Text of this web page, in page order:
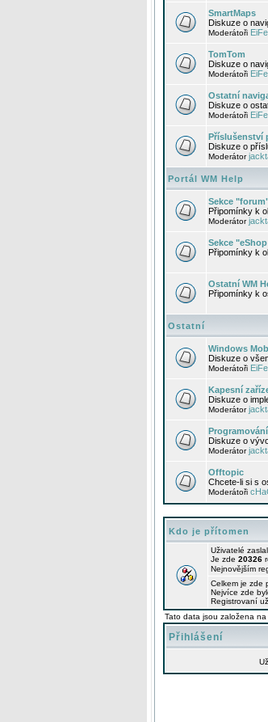
SmartMaps
Diskuze o
Moderátoři
TomTom
Diskuze o
Moderátoři
Ostatní
Diskuze o
Moderátoři
Příslušenství
Diskuze o
Moderátor
Portál WM Help
Sekce
Připomínky k
Moderátor
Sekce
Připomínky k
Ostatní WM
Připomínky k
Ostatní
Windows
Diskuze o
Moderátoři
Kapesní
Diskuze o
Moderátor
Programování
Diskuze o
Moderátor
Offtopic
Chcete-li si s
Moderátoři
Kdo je přítomen
Uživatelé
Je zde 20326
Nejnovějším
Celkem je zde
Nejvíce zde
Registrovaní
Tato data jsou založena
Přihlášení